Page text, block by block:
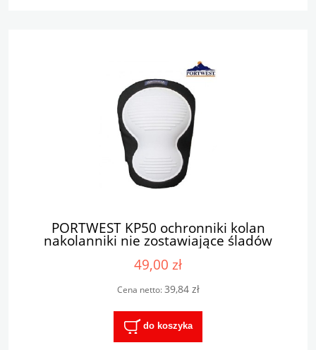
PORTWEST KP50 ochronniki kolan
nakolanniki nie zostawiające śladów
49,00 zł
Cena netto:39,84 zł
do koszyka